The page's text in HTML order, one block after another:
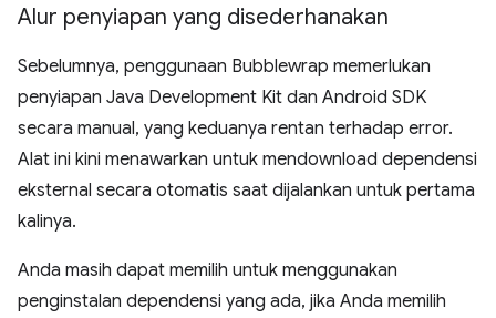
Alur penyiapan yang disederhanakan
Sebelumnya, penggunaan Bubblewrap memerlukan
penyiapan Java Development Kit dan Android SDK
secara manual, yang keduanya rentan terhadap error.
Alat ini kini menawarkan untuk mendownload dependensi
eksternal secara otomatis saat dijalankan untuk pertama
kalinya.
Anda masih dapat memilih untuk menggunakan
penginstalan dependensi yang ada, jika Anda memilih